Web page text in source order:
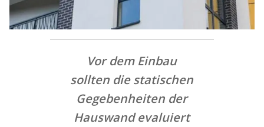
Vor dem Einbau
sollten die statischen
Gegebenheiten der
Hauswand evaluiert